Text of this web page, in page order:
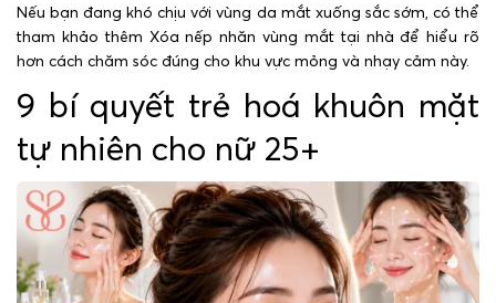
Nếu bạn đang khó chịu với vùng da mắt xuống sắc sớm, có thể
tham khảo thêm Xóa nếp nhăn vùng mắt tại nhà để hiểu rõ
hơn cách chăm sóc đúng cho khu vực mỏng và nhạy cảm này.
9 bí quyết trẻ hoá khuôn mặt
tự nhiên cho nữ 25+